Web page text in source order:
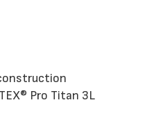
Pro Titan 3L